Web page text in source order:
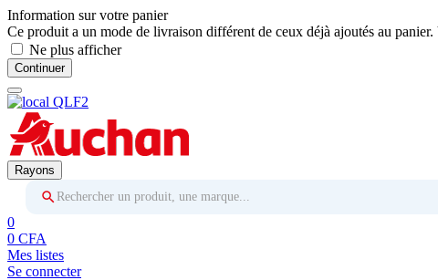
Information sur votre panier
Ce produit a un mode de livraison différent de ceux déjà ajoutés au
Ne plus afficher
Continuer
Rayons
Rechercher un produit, une marque...
0
0 CFA
Mes listes
Se connecter